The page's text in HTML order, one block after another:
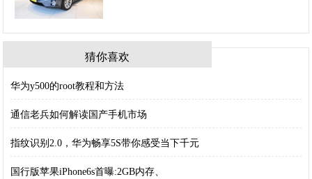
猜你喜欢
华为y500的root教程和方法
通信老兵如何解读国产手机市场
指纹识别2.0，华为畅享5S带你感受当下千元
国行版苹果iPhone6s首曝:2GB内存、